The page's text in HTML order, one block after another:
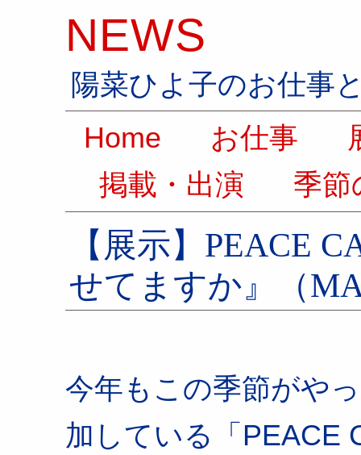
NEWS
陽菜ひよ子のお仕事
Home
お仕事
掲載・出演
季節
【展示】PEACE
せてますか』（
今年もこの季節がや
加している「PEACE